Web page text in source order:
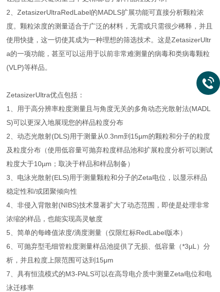
2、ZetasizerUltraRedLabel的MADLS扩展功能可直接分析颗粒浓
度。颗粒浓度的测量适合于广泛的材料，无需或只需很少稀释，并且
使用快捷，这一切使其成为一种理想的筛选技术。这是ZetasizerUltr
a的一项功能，甚至可以运用于以前非常难测量的病毒和类病毒颗粒
(VLP)等样品。
ZetasizerUltra优点包括：
1、用于高分辨率粒度测量且与角度无关的多角动态光散射法(MADL
S)可以更深入地展现您的样品粒度分布
2、动态光散射(DLS)用于测量从0.3nm到15µm的颗粒和分子的粒度
及粒度分布（使用低容量可抛弃粒度样品池和扩展粒度分析可以测试
粒度大于10µm；取决于样品和样品制备）
3、电泳光散射(ELS)用于测量颗粒和分子的Zeta电位，以显示样品
稳定性和/或团聚倾向性
4、非侵入背散射(NIBS)技术显著扩大了动态范围，即使是处理非常
浓缩的样品，也能实现高灵敏度
5、简单的每峰值浓度/滴度测量（仅限红标RedLabel版本）
6、可抛弃型毛细管粒度测量样品池提供了无损、低容量（*3µL）分
析，并且粒度上限范围可达到15μm
7、具有恒流模式的M3-PALS可以在高导电介质中测量Zeta电位和电
泳迁移率